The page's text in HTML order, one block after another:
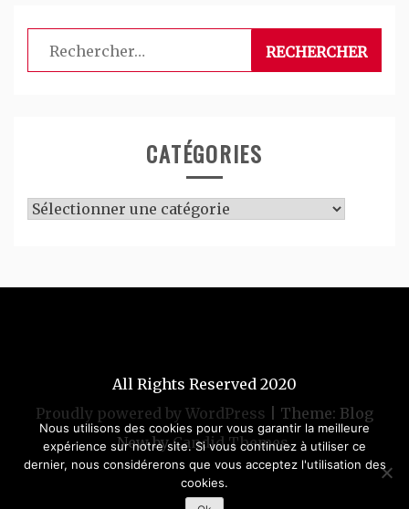
Rechercher :
CATÉGORIES
Catégories
All Rights Reserved 2020
Proudly powered by WordPress
Theme: Blog
New byCandid Themes.
Nous utilisons des cookies pour vous garantir la meilleure
expérience sur notre site. Si vous continuez à utiliser ce
dernier, nous considérerons que vous acceptez l'utilisation des
cookies.